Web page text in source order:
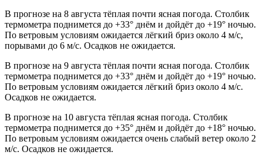
В прогнозе на 8 августа тёплая почти ясная погода. Столбик
термометра поднимется до +33° днём и дойдёт до +19° ночью.
По ветровым условиям ожидается лёгкий бриз около 4 м/с,
порывами до 6 м/с. Осадков не ожидается.
В прогнозе на 9 августа тёплая почти ясная погода. Столбик
термометра поднимется до +33° днём и дойдёт до +19° ночью.
По ветровым условиям ожидается лёгкий бриз около 4 м/с.
Осадков не ожидается.
В прогнозе на 10 августа тёплая ясная погода. Столбик
термометра поднимется до +35° днём и дойдёт до +18° ночью.
По ветровым условиям ожидается очень слабый ветер около 2
м/с. Осадков не ожидается.